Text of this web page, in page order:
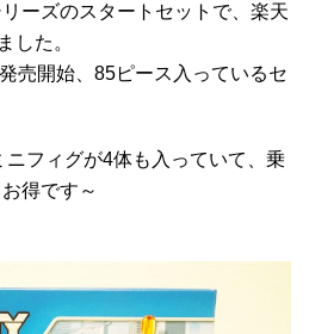
ーズのスタートセットで、楽天
した。
売開始、85ピース入っているセ
フィグが4体も入っていて、乗
得です～